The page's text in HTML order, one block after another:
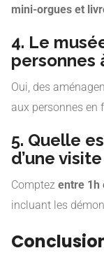
mini-orgues et
4. Le
personnes
Oui, des
aux personnes en
5. Quelle
d’une visite
Comptez entre 1h
incluant les